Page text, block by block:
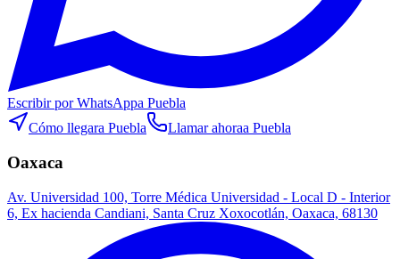
Escribir por WhatsAppa Puebla
Cómo llegara Puebla Llamar ahoraa Puebla
Oaxaca
Av. Universidad 100, Torre Médica Universidad - Local D - Interior
6, Ex hacienda Candiani, Santa Cruz Xoxocotlán, Oaxaca, 68130